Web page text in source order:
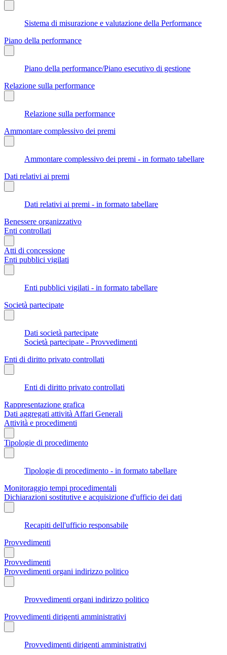
Sistema di misurazione e valutazione della Performance
Piano della performance
Piano della performance/Piano esecutivo di gestione
Relazione sulla performance
Relazione sulla performance
Ammontare complessivo dei premi
Ammontare complessivo dei premi - in formato tabellare
Dati relativi ai premi
Dati relativi ai premi - in formato tabellare
Benessere organizzativo
Enti controllati
Atti di concessione
Enti pubblici vigilati
Enti pubblici vigilati - in formato tabellare
Società partecipate
Dati società partecipate
Società partecipate - Provvedimenti
Enti di diritto privato controllati
Enti di diritto privato controllati
Rappresentazione grafica
Dati aggregati attività Affari Generali
Attività e procedimenti
Tipologie di procedimento
Tipologie di procedimento - in formato tabellare
Monitoraggio tempi procedimentali
Dichiarazioni sostitutive e acquisizione d'ufficio dei dati
Recapiti dell'ufficio responsabile
Provvedimenti
Provvedimenti
Provvedimenti organi indirizzo politico
Provvedimenti organi indirizzo politico
Provvedimenti dirigenti amministrativi
Provvedimenti dirigenti amministrativi